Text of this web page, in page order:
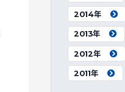
2014年
2013年
2012年
2011年